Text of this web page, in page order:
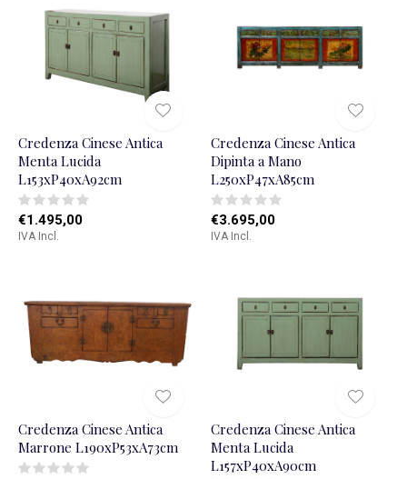
Credenza Cinese Antica
Menta Lucida
L153xP40xA92cm
€1.495,00
IVA Incl.
Credenza Cinese Antica
Dipinta a Mano
L250xP47xA85cm
€3.695,00
IVA Incl.
Credenza Cinese Antica
Marrone L190xP53xA73cm
Credenza Cinese Antica
Menta Lucida
L157xP40xA90cm